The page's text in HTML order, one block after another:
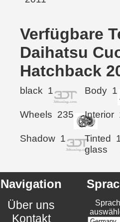
Verfügbare
Daihatsu
Hatchback
black 1 Body 1
Wheels 235 Interior
Shadow 1
Tinted
glass
Navigation
Über uns
Kontakt